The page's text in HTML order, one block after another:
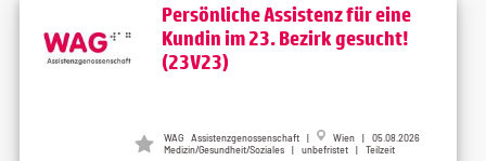
Persönliche Assistenz für eine
Kundin im 23. Bezirk gesucht!
(23V23)
WAG Assistenzgenossenschaft |
Wien | 05.08.2026
Medizin/Gesundheit/Soziales | unbefristet | Teilzeit